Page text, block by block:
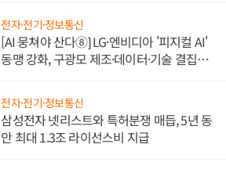
전자·전기·정보통신
[AI 뭉쳐야 산다⑧] LG·엔비디아 '피지컬 AI'
동맹 강화, 구광모 제조·데이터·기술 결집
전자·전기·정보통신
삼성전자 넷리스트와 특허분쟁 매듭, 5년 동
안 최대 1.3조 라이선스비 지급